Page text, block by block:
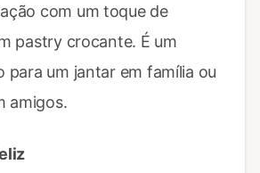
com um toque de
pastry crocante. É um
para um jantar em família ou
amigos.